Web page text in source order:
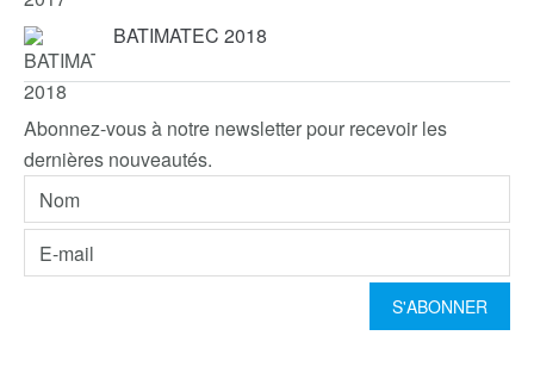
BATIMATEC 2018
Abonnez-vous à notre newsletter pour recevoir les
dernières nouveautés.